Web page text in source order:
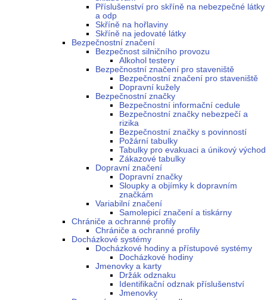
Příslušenství pro skříně na nebezpečné látky
a odp
Skříně na hořlaviny
Skříně na jedovaté látky
Bezpečnostní značení
Bezpečnost silničního provozu
Alkohol testery
Bezpečnostní značení pro staveniště
Bezpečnostní značení pro staveniště
Dopravní kužely
Bezpečnostní značky
Bezpečnostní informační cedule
Bezpečnostní značky nebezpečí a
rizika
Bezpečnostní značky s povinností
Požární tabulky
Tabulky pro evakuaci a únikový východ
Zákazové tabulky
Dopravní značení
Dopravní značky
Sloupky a objímky k dopravním
značkám
Variabilní značení
Samolepicí značení a tiskárny
Chrániče a ochranné profily
Chrániče a ochranné profily
Docházkové systémy
Docházkové hodiny a přístupové systémy
Docházkové hodiny
Jmenovky a karty
Držák odznaku
Identifikační odznak příslušenství
Jmenovky